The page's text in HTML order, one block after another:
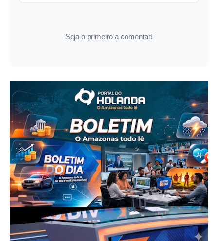
Seja o primeiro a comentar!